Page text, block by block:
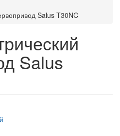
Salus T30NC
Salus